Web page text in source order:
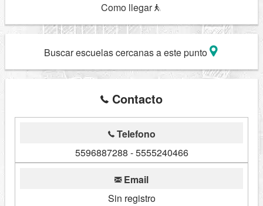
Como llegar
Buscar escuelas cercanas a este punto
Contacto
Telefono
5596887288 - 5555240466
Email
Sin registro